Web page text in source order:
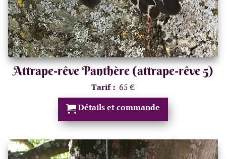
Attrape-rêve Panthère (attrape-rêve 5)
Tarif : 65 €
Détails et commande